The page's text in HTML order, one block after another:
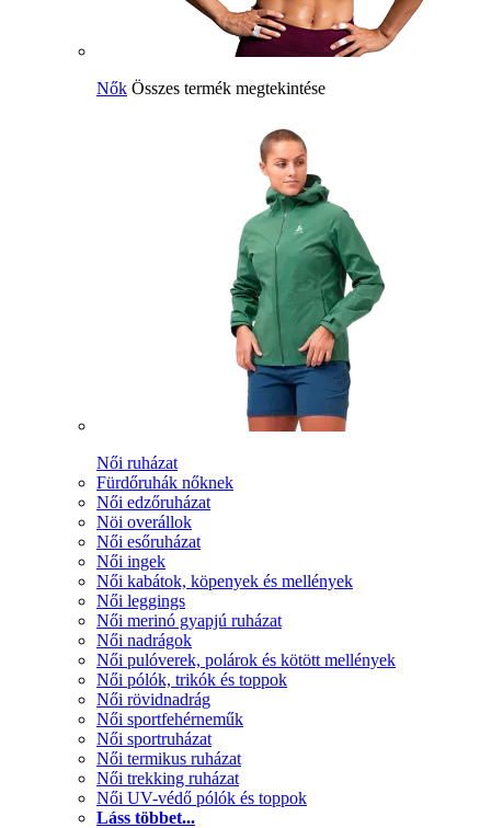
Nők Összes termék megtekintése
Női ruházat
Fürdőruhák nőknek
Női edzőruházat
Nöi overállok
Női esőruházat
Női ingek
Női kabátok, köpenyek és mellények
Női leggings
Női merinó gyapjú ruházat
Női nadrágok
Női pulóverek, polárok és kötött mellények
Női pólók, trikók és toppok
Női rövidnadrág
Női sportfehérneműk
Női sportruházat
Női termikus ruházat
Női trekking ruházat
Női UV-védő pólók és toppok
Láss többet...